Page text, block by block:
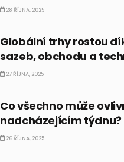
28 ŘÍJNA, 2025
Globální trhy rostou
sazeb, obchodu a
27 ŘÍJNA, 2025
Co všechno může
nadcházejícím týdnu?
26 ŘÍJNA, 2025